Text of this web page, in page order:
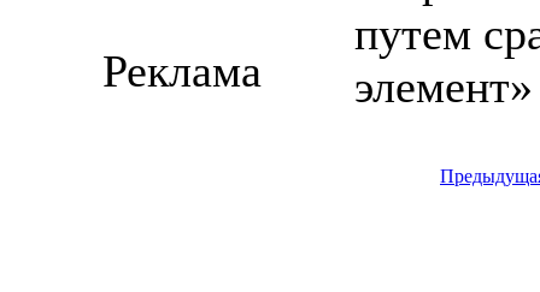
путем
Реклама